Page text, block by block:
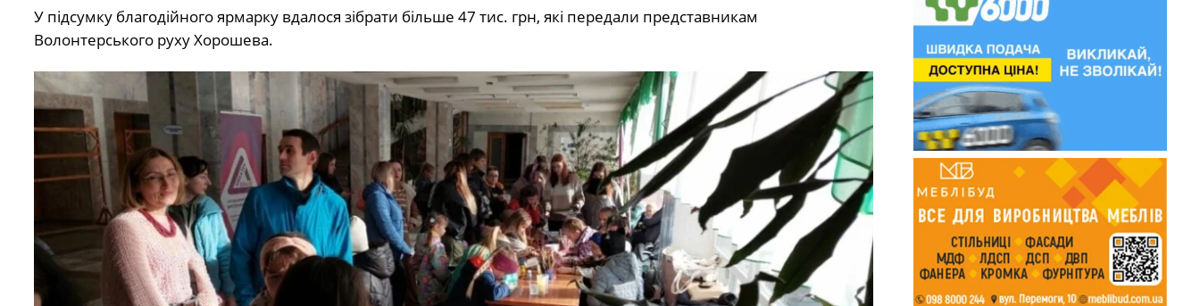
У підсумку благодійного ярмарку вдалося зібрати більше 47 тис. грн, які передали представникам
Волонтерського руху Хорошева.